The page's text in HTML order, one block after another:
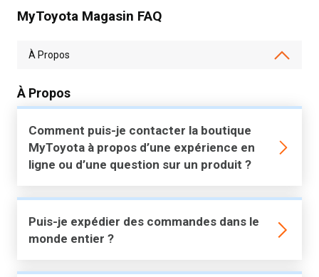
MyToyota Magasin FAQ
À Propos
Comment puis-je contacter la boutique
MyToyota à propos d’une expérience en
ligne ou d’une question sur un produit ?
Puis-je expédier des commandes dans le
monde entier ?